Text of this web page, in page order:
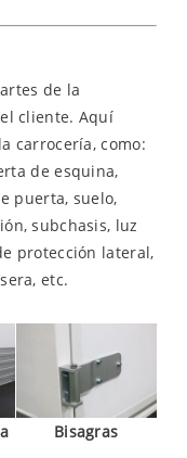
de la
cliente. Aquí
carrocería, como:
de esquina,
puerta, suelo,
subchasis, luz
protección lateral,
etc.
Bisagras